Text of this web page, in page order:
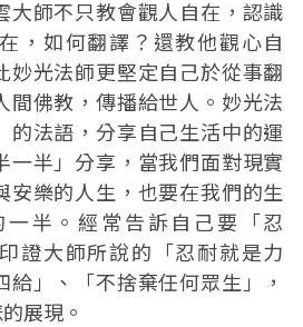
大師不只教會觀人自在，認識
，如何翻譯？還教他觀心自
妙光法師更堅定自己於從事翻
間佛教，傳播給世人。妙光法
的法語，分享自己生活中的運
一半」分享，當我們面對現實
安樂的人生，也要在我們的生
半。經常告訴自己要「忍
證大師所說的「忍耐就是力
」、「不捨棄任何眾生」，
展現。